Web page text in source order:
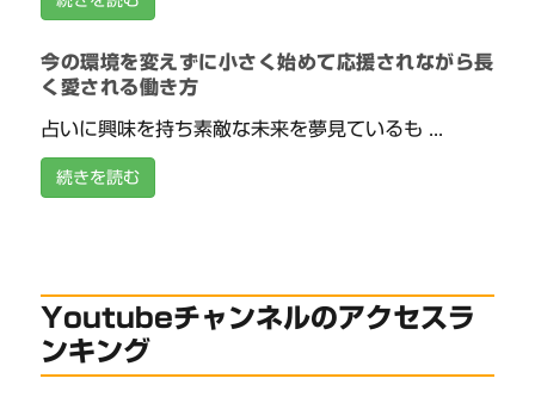
今の環境を変えずに小さく始めて応援されながら長
く愛される働き方
占いに興味を持ち素敵な未来を夢見ているも ...
続きを読む
Youtubeチャンネルのアクセスラ
ンキング